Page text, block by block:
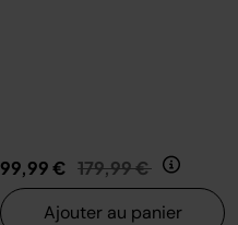
99,99 € Prix réduit de
179,99 € au
Ajouter au panier